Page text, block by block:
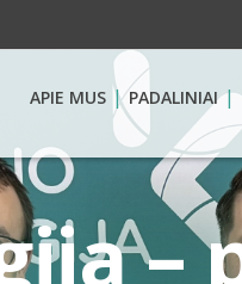
APIE MUS PADALINIAI
–